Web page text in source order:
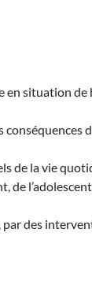
situation
de la vie
de
des